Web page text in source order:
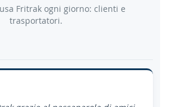
Fritrak ogni giorno: clienti e
trasportatori.